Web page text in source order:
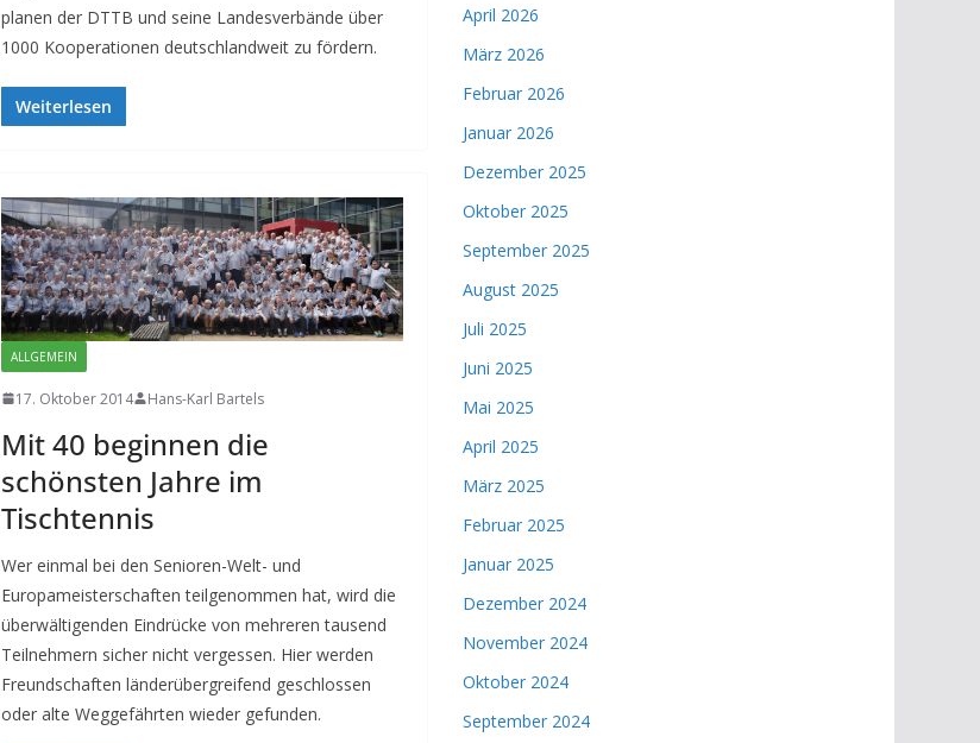
planen der DTTB und seine Landesverbände über
1000 Kooperationen deutschlandweit zu fördern.
Weiterlesen
ALLGEMEIN
17. Oktober 2014 Hans-Karl Bartels
Mit 40 beginnen die
schönsten Jahre im
Tischtennis
Wer einmal bei den Senioren-Welt- und
Europameisterschaften teilgenommen hat, wird die
überwältigenden Eindrücke von mehreren tausend
Teilnehmern sicher nicht vergessen. Hier werden
Freundschaften länderübergreifend geschlossen
oder alte Weggefährten wieder gefunden.
April 2026
März 2026
Februar 2026
Januar 2026
Dezember 2025
Oktober 2025
September 2025
August 2025
Juli 2025
Juni 2025
Mai 2025
April 2025
März 2025
Februar 2025
Januar 2025
Dezember 2024
November 2024
Oktober 2024
September 2024